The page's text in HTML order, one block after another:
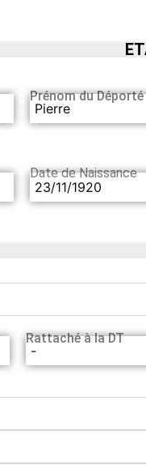
Prénom du Déporté
Pierre
Date de Naissance
23/11/1920
Rattaché à la DT
-